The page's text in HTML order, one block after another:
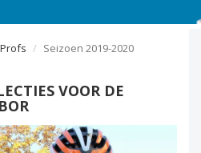
Profs Seizoen 2019-2020
VOOR DE